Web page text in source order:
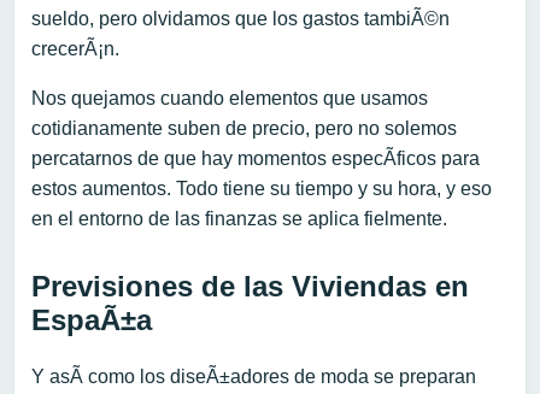
sueldo, pero olvidamos que los gastos tambiÃ©n
crecerÃ¡n.
Nos quejamos cuando elementos que usamos
cotidianamente suben de precio, pero no solemos
percatarnos de que hay momentos especÃ­ficos para
estos aumentos. Todo tiene su tiempo y su hora, y eso
en el entorno de las finanzas se aplica fielmente.
Previsiones de las Viviendas en
EspaÃ±a
Y asÃ­ como los diseÃ±adores de moda se preparan